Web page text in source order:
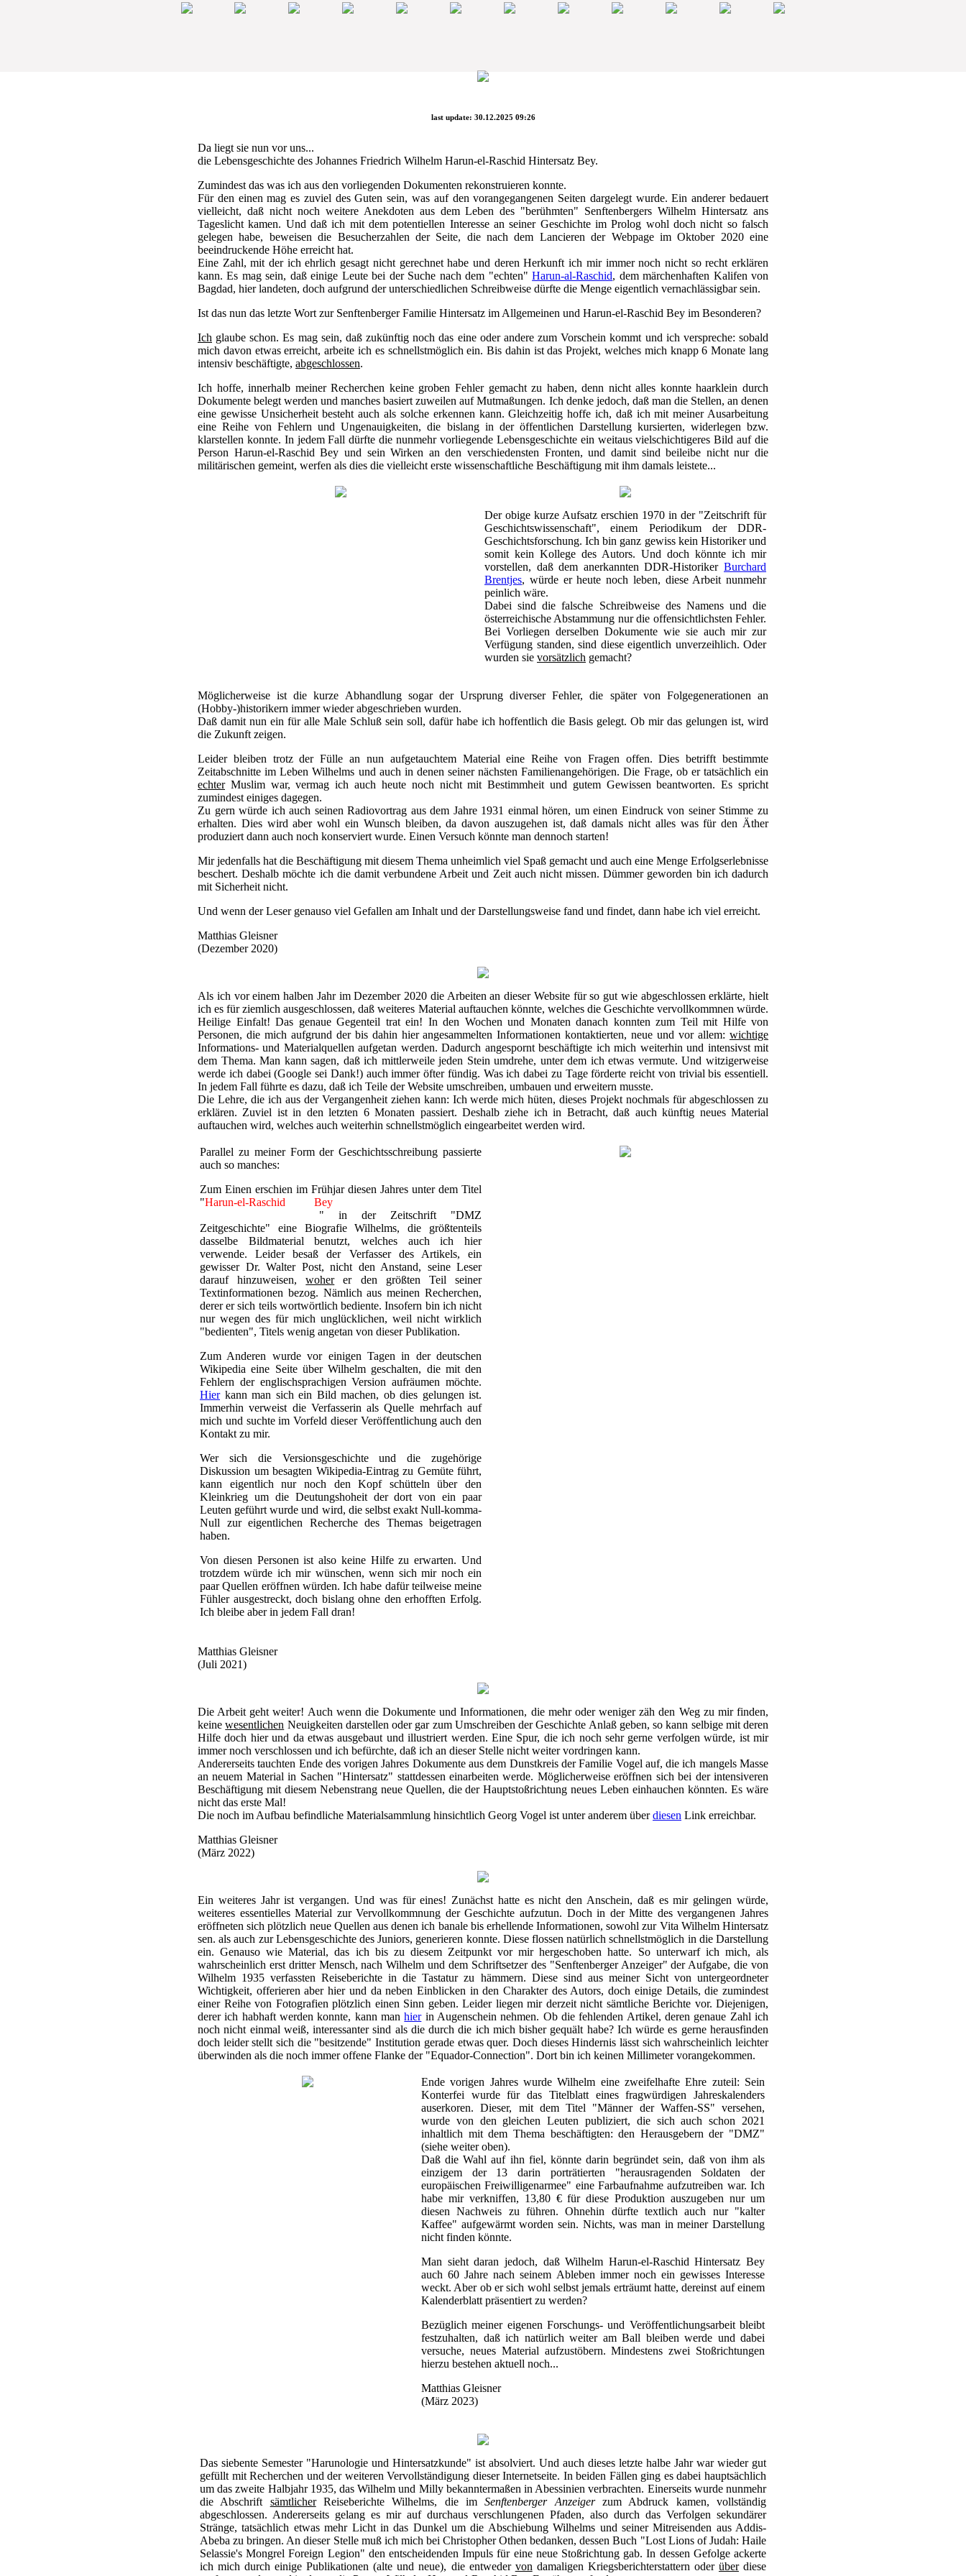
last update: 30.12.2025 09:26
Da liegt sie nun vor uns...
die Lebensgeschichte des Johannes Friedrich Wilhelm Harun-el-Raschid Hintersatz Bey.
Zumindest das was ich aus den vorliegenden Dokumenten rekonstruieren konnte.
Für den einen mag es zuviel des Guten sein, was auf den vorangegangenen Seiten dargelegt wurde. Ein anderer bedauert
vielleicht, daß nicht noch weitere Anekdoten aus dem Leben des "berühmten" Senftenbergers Wilhelm Hintersatz ans
Tageslicht kamen. Und daß ich mit dem potentiellen Interesse an seiner Geschichte im Prolog wohl doch nicht so falsch
gelegen habe, beweisen die Besucherzahlen der Seite, die nach dem Lancieren der Webpage im Oktober 2020 eine
beeindruckende Höhe erreicht hat.
Eine Zahl, mit der ich ehrlich gesagt nicht gerechnet habe und deren Herkunft ich mir immer noch nicht so recht erklären
kann. Es mag sein, daß einige Leute bei der Suche nach dem "echten"Harun-al-Raschid, dem märchenhaften Kalifen von
Bagdad, hier landeten, doch aufgrund der unterschiedlichen Schreibweise dürfte die Menge eigentlich vernachlässigbar sein.
Ist das nun das letzte Wort zur Senftenberger Familie Hintersatz im Allgemeinen und Harun-el-Raschid Bey im Besonderen?
Ich glaube schon. Es mag sein, daß zukünftig noch das eine oder andere zum Vorschein kommt und ich verspreche: sobald
mich davon etwas erreicht, arbeite ich es schnellstmöglich ein. Bis dahin ist das Projekt, welches mich knapp 6 Monate lang
intensiv beschäftigte, abgeschlossen.
Ich hoffe, innerhalb meiner Recherchen keine groben Fehler gemacht zu haben, denn nicht alles konnte haarklein durch
Dokumente belegt werden und manches basiert zuweilen auf Mutmaßungen. Ich denke jedoch, daß man die Stellen, an denen
eine gewisse Unsicherheit besteht auch als solche erkennen kann. Gleichzeitig hoffe ich, daß ich mit meiner Ausarbeitung
eine Reihe von Fehlern und Ungenauigkeiten, die bislang in der öffentlichen Darstellung kursierten, widerlegen bzw.
klarstellen konnte. In jedem Fall dürfte die nunmehr vorliegende Lebensgeschichte ein weitaus vielschichtigeres Bild auf die
Person Harun-el-Raschid Bey und sein Wirken an den verschiedensten Fronten, und damit sind beileibe nicht nur die
militärischen gemeint, werfen als dies die vielleicht erste wissenschaftliche Beschäftigung mit ihm damals leistete...
Der obige kurze Aufsatz erschien 1970 in der "Zeitschrift für
Geschichtswissenschaft", einem Periodikum der DDR-
Geschichtsforschung. Ich bin ganz gewiss kein Historiker und
somit kein Kollege des Autors. Und doch könnte ich mir
vorstellen, daß dem anerkannten DDR-Historiker Burchard
Brentjes, würde er heute noch leben, diese Arbeit nunmehr
peinlich wäre.
Dabei sind die falsche Schreibweise des Namens und die
österreichische Abstammung nur die offensichtlichsten Fehler.
Bei Vorliegen derselben Dokumente wie sie auch mir zur
Verfügung standen, sind diese eigentlich unverzeihlich. Oder
wurden sie vorsätzlich gemacht?
Möglicherweise ist die kurze Abhandlung sogar der Ursprung diverser Fehler, die später von Folgegenerationen an
(Hobby-)historikern immer wieder abgeschrieben wurden.
Daß damit nun ein für alle Male Schluß sein soll, dafür habe ich hoffentlich die Basis gelegt. Ob mir das gelungen ist, wird
die Zukunft zeigen.
Leider bleiben trotz der Fülle an nun aufgetauchtem Material eine Reihe von Fragen offen. Dies betrifft bestimmte
Zeitabschnitte im Leben Wilhelms und auch in denen seiner nächsten Familienangehörigen. Die Frage, ob er tatsächlich ein
echterMuslim war, vermag ich auch heute noch nicht mit Bestimmheit und gutem Gewissen beantworten. Es spricht
zumindest einiges dagegen.
Zu gern würde ich auch seinen Radiovortrag aus dem Jahre 1931 einmal hören, um einen Eindruck von seiner Stimme zu
erhalten. Dies wird aber wohl ein Wunsch bleiben, da davon auszugehen ist, daß damals nicht alles was für den Äther
produziert dann auch noch konserviert wurde. Einen Versuch könnte man dennoch starten!
Mir jedenfalls hat die Beschäftigung mit diesem Thema unheimlich viel Spaß gemacht und auch eine Menge Erfolgserlebnisse
beschert. Deshalb möchte ich die damit verbundene Arbeit und Zeit auch nicht missen. Dümmer geworden bin ich dadurch
mit Sicherheit nicht.
Und wenn der Leser genauso viel Gefallen am Inhalt und der Darstellungsweise fand und findet, dann habe ich viel erreicht.
Matthias Gleisner
(Dezember 2020)
Als ich vor einem halben Jahr im Dezember 2020 die Arbeiten an dieser Website für so gut wie abgeschlossen erklärte, hielt
ich es für ziemlich ausgeschlossen, daß weiteres Material auftauchen könnte, welches die Geschichte vervollkommnen würde.
Heilige Einfalt! Das genaue Gegenteil trat ein! In den Wochen und Monaten danach konnten zum Teil mit Hilfe von
Personen, die mich aufgrund der bis dahin hier angesammelten Informationen kontaktierten, neue und vor allem: wichtige
Informations- und Materialquellen aufgetan werden. Dadurch angespornt beschäftigte ich mich weiterhin und intensivst mit
dem Thema. Man kann sagen, daß ich mittlerweile jeden Stein umdrehe, unter dem ich etwas vermute. Und witzigerweise
werde ich dabei (Google sei Dank!) auch immer öfter fündig. Was ich dabei zu Tage förderte reicht von trivial bis essentiell.
In jedem Fall führte es dazu, daß ich Teile der Website umschreiben, umbauen und erweitern musste.
Die Lehre, die ich aus der Vergangenheit ziehen kann: Ich werde mich hüten, dieses Projekt nochmals für abgeschlossen zu
erklären. Zuviel ist in den letzten 6 Monaten passiert. Deshalb ziehe ich in Betracht, daß auch künftig neues Material
auftauchen wird, welches auch weiterhin schnellstmöglich eingearbeitet werden wird.
Parallel zu meiner Form der Geschichtsschreibung passierte
auch so manches:
Zum Einen erschien im Frühjar diesen Jahres unter dem Titel
"Harun-el-Raschid Bey
" in der Zeitschrift "DMZ
Zeitgeschichte" eine Biografie Wilhelms, die größtenteils
dasselbe Bildmaterial benutzt, welches auch ich hier
verwende. Leider besaß der Verfasser des Artikels, ein
gewisser Dr. Walter Post, nicht den Anstand, seine Leser
darauf hinzuweisen,woherer den größten Teil seiner
Textinformationen bezog. Nämlich aus meinen Recherchen,
derer er sich teils wortwörtlich bediente. Insofern bin ich nicht
nur wegen des für mich unglücklichen, weil nicht wirklich
"bedienten", Titels wenig angetan von dieser Publikation.
Zum Anderen wurde vor einigen Tagen in der deutschen
Wikipedia eine Seite über Wilhelm geschalten, die mit den
Fehlern der englischsprachigen Version aufräumen möchte.
Hierkann man sich ein Bild machen, ob dies gelungen ist.
Immerhin verweist die Verfasserin als Quelle mehrfach auf
mich und suchte im Vorfeld dieser Veröffentlichung auch den
Kontakt zu mir.
Wer sich die Versionsgeschichte und die zugehörige
Diskussion um besagten Wikipedia-Eintrag zu Gemüte führt,
kann eigentlich nur noch den Kopf schütteln über den
Kleinkrieg um die Deutungshoheit der dort von ein paar
Leuten geführt wurde und wird, die selbst exakt Null-komma-
Null zur eigentlichen Recherche des Themas beigetragen
haben.
Von diesen Personen ist also keine Hilfe zu erwarten. Und
trotzdem würde ich mir wünschen, wenn sich mir noch ein
paar Quellen eröffnen würden. Ich habe dafür teilweise meine
Fühler ausgestreckt, doch bislang ohne den erhofften Erfolg.
Ich bleibe aber in jedem Fall dran!
Matthias Gleisner
(Juli 2021)
Die Arbeit geht weiter! Auch wenn die Dokumente und Informationen, die mehr oder weniger zäh den Weg zu mir finden,
keinewesentlichen Neuigkeiten darstellen oder gar zum Umschreiben der Geschichte Anlaß geben, so kann selbige mit deren
Hilfe doch hier und da etwas ausgebaut und illustriert werden. Eine Spur, die ich noch sehr gerne verfolgen würde, ist mir
immer noch verschlossen und ich befürchte, daß ich an dieser Stelle nicht weiter vordringen kann.
Andererseits tauchten Ende des vorigen Jahres Dokumente aus dem Dunstkreis der Familie Vogel auf, die ich mangels Masse
an neuem Material in Sachen "Hintersatz" stattdessen einarbeiten werde. Möglicherweise eröffnen sich bei der intensiveren
Beschäftigung mit diesem Nebenstrang neue Quellen, die der Hauptstoßrichtung neues Leben einhauchen könnten. Es wäre
nicht das erste Mal!
Die noch im Aufbau befindliche Materialsammlung hinsichtlich Georg Vogel ist unter anderem überdiesen Link erreichbar.
Matthias Gleisner
(März 2022)
Ein weiteres Jahr ist vergangen. Und was für eines! Zunächst hatte es nicht den Anschein, daß es mir gelingen würde,
weiteres essentielles Material zur Vervollkommnung der Geschichte aufzutun. Doch in der Mitte des vergangenen Jahres
eröffneten sich plötzlich neue Quellen aus denen ich banale bis erhellende Informationen, sowohl zur Vita Wilhelm Hintersatz
sen. als auch zur Lebensgeschichte des Juniors, generieren konnte. Diese flossen natürlich schnellstmöglich in die Darstellung
ein. Genauso wie Material, das ich bis zu diesem Zeitpunkt vor mir hergeschoben hatte. So unterwarf ich mich, als
wahrscheinlich erst dritter Mensch, nach Wilhelm und dem Schriftsetzer des "Senftenberger Anzeiger" der Aufgabe, die von
Wilhelm 1935 verfassten Reiseberichte in die Tastatur zu hämmern. Diese sind aus meiner Sicht von untergeordneter
Wichtigkeit, offerieren aber hier und da neben Einblicken in den Charakter des Autors, doch einige Details, die zumindest
einer Reihe von Fotografien plötzlich einen Sinn geben. Leider liegen mir derzeit nicht sämtliche Berichte vor. Diejenigen,
derer ich habhaft werden konnte, kann manhierin Augenschein nehmen. Ob die fehlenden Artikel, deren genaue Zahl ich
noch nicht einmal weiß, interessanter sind als die durch die ich mich bisher gequält habe? Ich würde es gerne herausfinden
doch leider stellt sich die "besitzende" Institution gerade etwas quer. Doch dieses Hindernis lässt sich wahrscheinlich leichter
überwinden als die noch immer offene Flanke der "Equador-Connection". Dort bin ich keinen Millimeter vorangekommen.
Ende vorigen Jahres wurde Wilhelm eine zweifelhafte Ehre zuteil: Sein
Konterfei wurde für das Titelblatt eines fragwürdigen Jahreskalenders
auserkoren. Dieser, mit dem Titel "Männer der Waffen-SS" versehen,
wurde von den gleichen Leuten publiziert, die sich auch schon 2021
inhaltlich mit dem Thema beschäftigten: den Herausgebern der "DMZ"
(siehe weiter oben).
Daß die Wahl auf ihn fiel, könnte darin begründet sein, daß von ihm als
einzigem der 13 darin porträtierten "herausragenden Soldaten der
europäischen Freiwilligenarmee" eine Farbaufnahme aufzutreiben war. Ich
habe mir verkniffen, 13,80 € für diese Produktion auszugeben nur um
diesen Nachweis zu führen. Ohnehin dürfte textlich auch nur "kalter
Kaffee" aufgewärmt worden sein. Nichts, was man in meiner Darstellung
nicht finden könnte.
Man sieht daran jedoch, daß Wilhelm Harun-el-Raschid Hintersatz Bey
auch 60 Jahre nach seinem Ableben immer noch ein gewisses Interesse
weckt. Aber ob er sich wohl selbst jemals erträumt hatte, dereinst auf einem
Kalenderblatt präsentiert zu werden?
Bezüglich meiner eigenen Forschungs- und Veröffentlichungsarbeit bleibt
festzuhalten, daß ich natürlich weiter am Ball bleiben werde und dabei
versuche, neues Material aufzustöbern. Mindestens zwei Stoßrichtungen
hierzu bestehen aktuell noch...
Matthias Gleisner
(März 2023)
Das siebente Semester "Harunologie und Hintersatzkunde" ist absolviert. Und auch dieses letzte halbe Jahr war wieder gut
gefüllt mit Recherchen und der weiteren Vervollständigung dieser Internetseite. In beiden Fällen ging es dabei hauptsächlich
um das zweite Halbjahr 1935, das Wilhelm und Milly bekanntermaßen in Abessinien verbrachten. Einerseits wurde nunmehr
die Abschrift sämtlicherReiseberichte Wilhelms, die imSenftenberger Anzeigerzum Abdruck kamen, vollständig
abgeschlossen. Andererseits gelang es mir auf durchaus verschlungenen Pfaden, also durch das Verfolgen sekundärer
Stränge, tatsächlich etwas mehr Licht in das Dunkel um die Abschiebung Wilhelms und seiner Mitreisenden aus Addis-
Abeba zu bringen. An dieser Stelle muß ich mich bei Christopher Othen bedanken, dessen Buch "Lost Lions of Judah: Haile
Selassie's Mongrel Foreign Legion" den entscheidenden Impuls für eine neue Stoßrichtung gab. In dessen Gefolge ackerte
ich mich durch einige Publikationen (alte und neue), die entweder von damaligen Kriegsberichterstattern oder überdiese